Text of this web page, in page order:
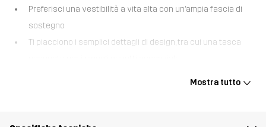
Preferisci una vestibilità a vita alta con un’ampia fascia di
sostegno
Ti piacciono i semplici dettagli di design, tra cui una tasca
I Paragon Soft High-Waisted Leggings sono realizzati per offrire
piacevole sulla pelle e segue il tuo corpo perfettamente. La vita
Mostra tutto